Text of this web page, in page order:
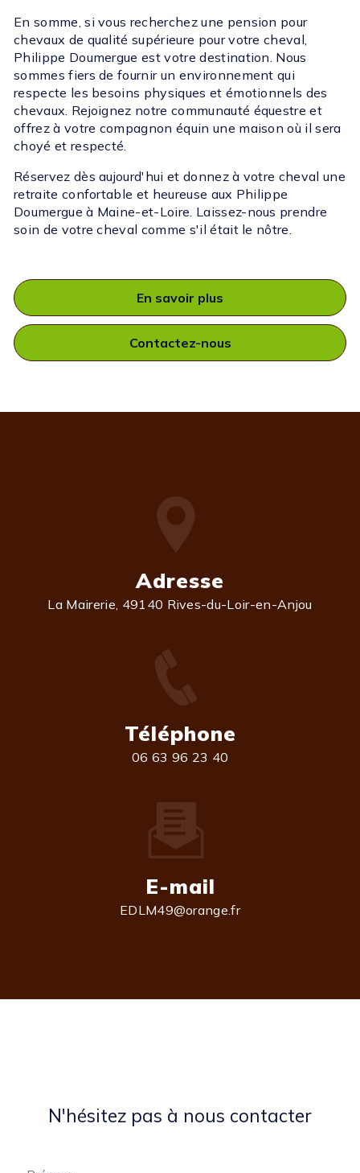
En somme, si vous recherchez une pension pour
chevaux de qualité supérieure pour votre cheval,
Philippe Doumergue est votre destination. Nous
sommes fiers de fournir un environnement qui
respecte les besoins physiques et émotionnels des
chevaux. Rejoignez notre communauté équestre et
offrez à votre compagnon équin une maison où il sera
choyé et respecté.
Réservez dès aujourd'hui et donnez à votre cheval une
retraite confortable et heureuse aux Philippe
Doumergue à Maine-et-Loire. Laissez-nous prendre
soin de votre cheval comme s'il était le nôtre.
En savoir plus
Contactez-nous
Adresse
La Mairerie, 49140 Rives-du-Loir-en-Anjou
Téléphone
06 63 96 23 40
E-mail
EDLM49@orange.fr
N'hésitez pas à nous contacter